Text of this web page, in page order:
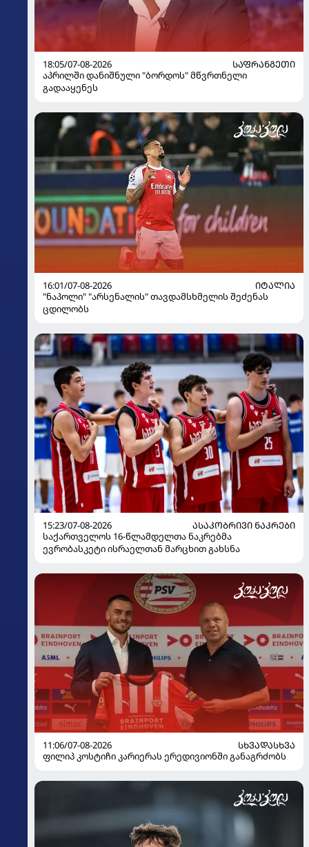
18:05/07-08-2026
ᲡᲐᲤᲠᲐᲜᲒᲔᲗᲘ
აპრილში დანიშნული "ბორდოს" მწვრთნელი
გადააყენეს
16:01/07-08-2026
ᲘᲢᲐᲚᲘᲐ
"ნაპოლი" "არსენალის" თავდამსხმელის შეძენას
ცდილობს
15:23/07-08-2026
ᲐᲡᲐᲙᲝᲑᲠᲘᲕᲘ ᲜᲐᲙᲠᲔᲑᲘ
საქართველოს 16-წლამდელთა ნაკრებმა
ევრობასკეტი ისრაელთან მარცხით გახსნა
11:06/07-08-2026
ᲡᲮᲕᲐᲓᲐᲡᲮᲕᲐ
ფილიპ კოსტიჩი კარიერას ერედივიონში განაგრძობს